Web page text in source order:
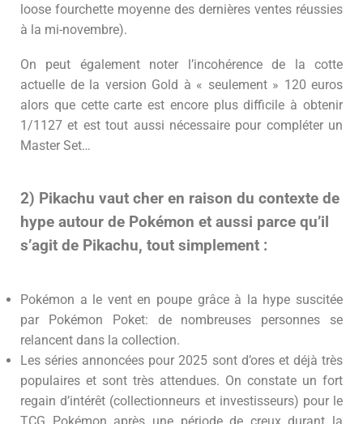
loose fourchette moyenne des dernières ventes réussies
à la mi-novembre).
On peut également noter l’incohérence de la cotte
actuelle de la version Gold à « seulement » 120 euros
alors que cette carte est encore plus difficile à obtenir
1/1127 et est tout aussi nécessaire pour compléter un
Master Set…
2) Pikachu vaut cher en raison du contexte de
hype autour de Pokémon et aussi parce qu’il
s’agit de Pikachu, tout simplement :
Pokémon a le vent en poupe grâce à la hype suscitée
par Pokémon Poket: de nombreuses personnes se
relancent dans la collection.
Les séries annoncées pour 2025 sont d’ores et déjà très
populaires et sont très attendues. On constate un fort
regain d’intérêt (collectionneurs et investisseurs) pour le
TCG Pokémon après une période de creux durant la